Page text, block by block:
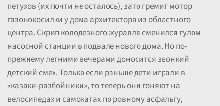
петухов (их почти не осталось), зато гремит мотор
газонокосилки у дома архитектора из областного
центра. Скрип колодезного журавля сменился гулом
насосной станции в подвале нового дома. Но по-
прежнему летними вечерами доносится звонкий
детский смех. Только если раньше дети играли в
«казаки-разбойники», то теперь они гоняют на
велосипедах и самокатах по ровному асфальту,